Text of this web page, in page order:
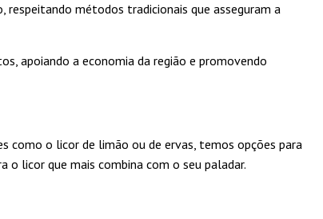
respeitando métodos tradicionais que asseguram a
apoiando a economia da região e promovendo
como o licor de limão ou de ervas, temos opções para
o licor que mais combina com o seu paladar.